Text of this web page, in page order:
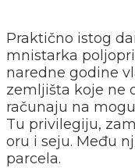
Praktično istog
mnistarka
naredne godine
zemljišta koje ne
računaju na
Tu privilegiju,
oru i seju. Među
parcela.